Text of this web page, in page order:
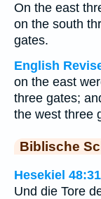
On the east
on the south
gates.
English
on the east
three gates;
the west three
Biblische
Hesekiel
Und die Tore